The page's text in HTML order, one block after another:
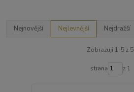
Nejnovější Nejlevnější Nejdražší
Zobrazuji 1-5 z 5
strana z 1